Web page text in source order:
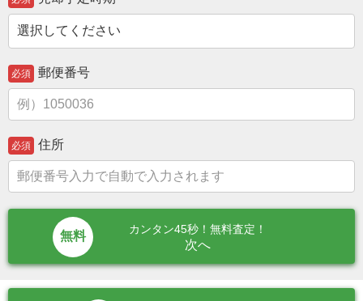
必須 郵便番号
必須 住所
カンタン45秒！無料査定！
次へ